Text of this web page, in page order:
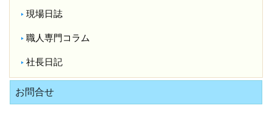
現場日誌
職人専門コラム
社長日記
お問合せ